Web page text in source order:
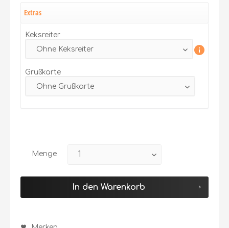
Extras
Keksreiter
Grußkarte
Menge
In den Warenkorb